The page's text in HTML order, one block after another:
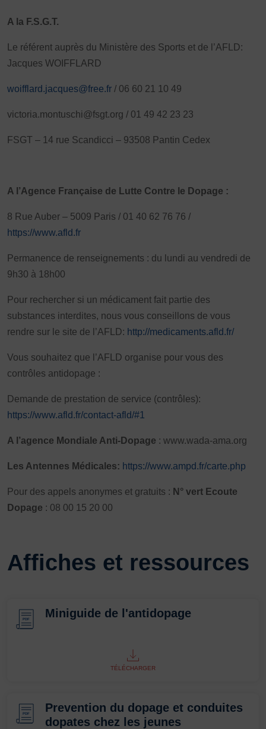
A la F.S.G.T.
Le référent auprès du Ministère des Sports et de l’AFLD:
Jacques WOIFFLARD
woifflard.jacques@free.fr / 06 60 21 10 49
victoria.montuschi@fsgt.org / 01 49 42 23 23
FSGT – 14 rue Scandicci – 93508 Pantin Cedex
A l’Agence Française de Lutte Contre le Dopage :
8 Rue Auber – 5009 Paris / 01 40 62 76 76 /
https://www.afld.fr
Permanence de renseignements : du lundi au vendredi de
9h30 à 18h00
Pour rechercher si un médicament fait partie des
substances interdites, nous vous conseillons de vous
rendre sur le site de l’AFLD: http://medicaments.afld.fr/
Vous souhaitez que l’AFLD organise pour vous des
contrôles antidopage :
Demande de prestation de service (contrôles):
https://www.afld.fr/contact-afld/#1
A l’agence Mondiale Anti-Dopage : www.wada-ama.org
Les Antennes Médicales: https://www.ampd.fr/carte.php
Pour des appels anonymes et gratuits : N° vert Ecoute
Dopage : 08 00 15 20 00
Affiches et ressources
PDF Miniguide de l'antidopage
TÉLÉCHARGER
PDF
Prevention du dopage et conduites
dopates chez les jeunes